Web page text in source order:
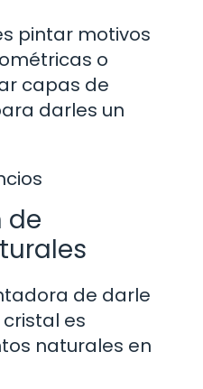
pintar motivos
o
capas de
darles un
de
de darle
es
naturales en